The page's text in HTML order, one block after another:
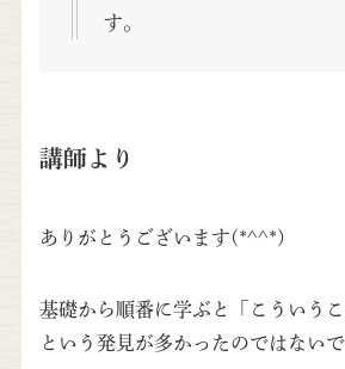
す。
講師より
ありがとうございます(*^^*)
基礎から順番に学ぶと「こういうこ
という発見が多かったのではないで